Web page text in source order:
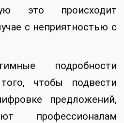
это происходит
с неприятностью с
подробности
чтобы подвести
предложений,
профессионалам